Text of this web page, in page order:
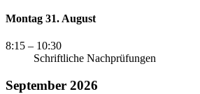
Montag 31. August
8:15 – 10:30
Schriftliche Nachprüfungen
September 2026